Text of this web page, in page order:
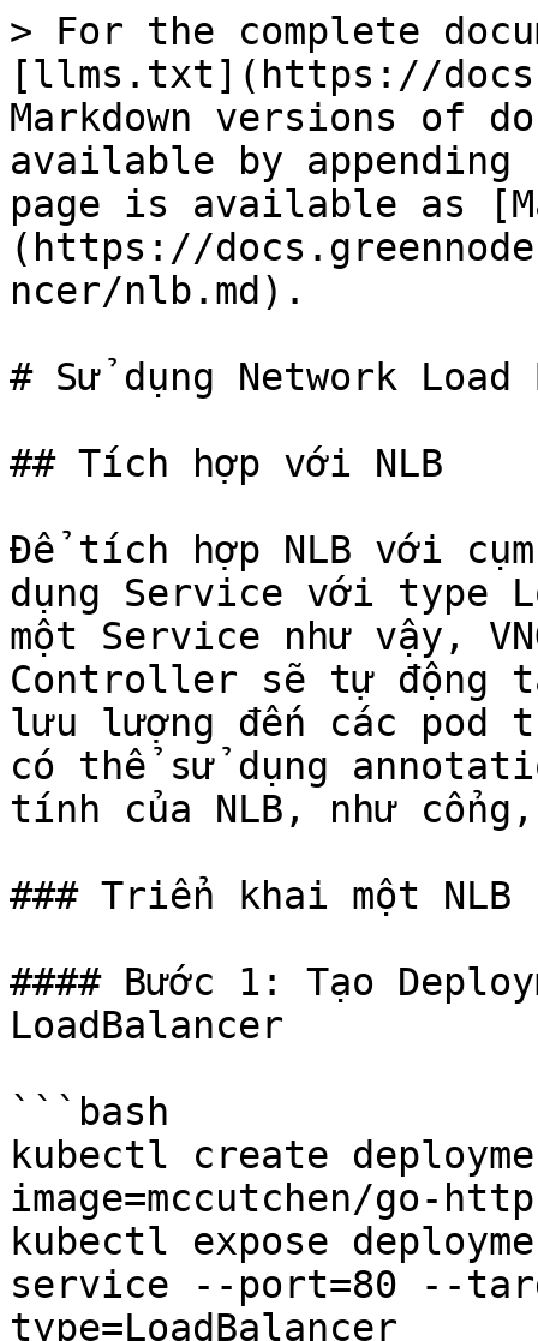
> For the complete
[llms.txt](https://
Markdown versions of
available by
page is available as
(https://
ncer/nlb.md).
# Sử dụng Network Load
## Tích hợp với NLB
Để tích hợp NLB với
dụng Service với type
một Service như vậy,
Controller sẽ tự động
lưu lượng đến các pod
có thể sử dụng
tính của NLB, như
### Triển khai một NLB
#### Bước 1: Tạo
LoadBalancer
```bash
kubectl create
image=mccutchen/go-
kubectl expose
service --port=80 --
type=LoadBalancer